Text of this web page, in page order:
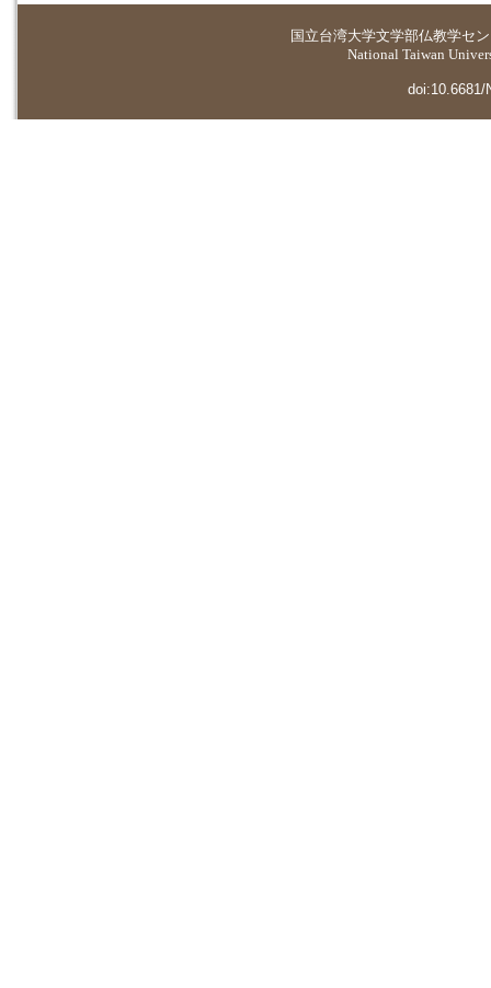
国立台湾大学文学部仏教学セ
National Taiwan
doi:10.6681/